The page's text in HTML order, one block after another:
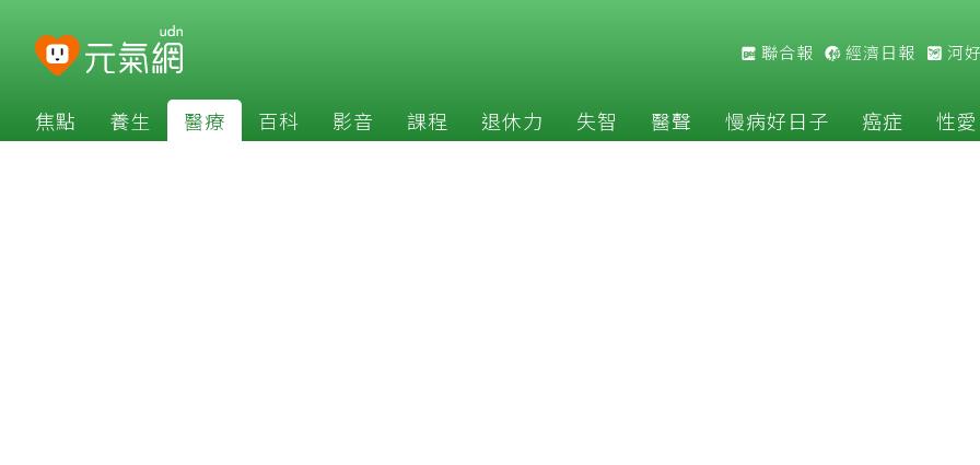
聯合報 經濟日報 河
焦點 養生 醫療 百科 影音 課程 退休力 失智 醫聲 慢病好日子 癌症 性愛